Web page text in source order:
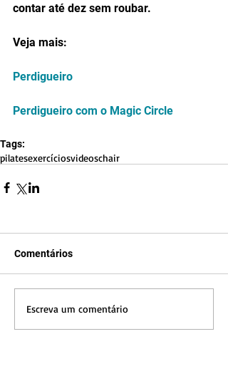
contar até dez sem roubar.
Veja mais:
Perdigueiro
Perdigueiro com o Magic Circle
Tags:
pilatesexercíciosvideoschair
Comentários
Escreva um comentário